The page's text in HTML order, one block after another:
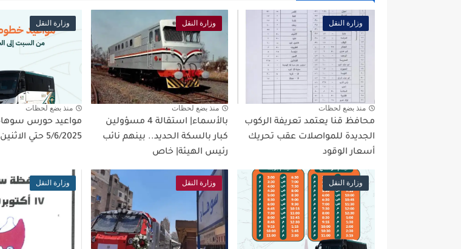
وزارة النقل
منذ بضع لحظات
محافظ قنا يعتمد تعريفة الركوب
الجديدة للمواصلات عقب تحريك
أسعار الوقود
وزارة النقل
منذ بضع لحظات
بالأسماء| استقالة 4 مسؤولين
كبار بالسكة الحديد.. بينهم نائب
رئيس الهيئة| خاص
وزارة النقل
منذ بضع لحظات
مواعيد حورس
5/6/2025 حتي الاثنين 9/6/2025
وزارة النقل وزارة النقل وزارة النقل